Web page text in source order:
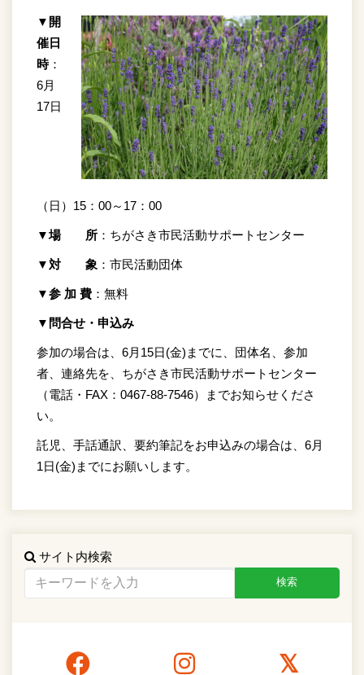
▼開
催日
時：
6月
17日
（日）15：00～17：00
▼場 所 ：ちがさき市民活動サポートセンター
▼対 象 ：市民活動団体
▼参 加 費 ：無料
▼問合せ・申込み
参加の場合は、6月15日(金)までに、団体名、参加
者、連絡先を、ちがさき市民活動サポートセンター
（電話・FAX：0467-88-7546）までお知らせくださ
い。
託児、手話通訳、要約筆記をお申込みの場合は、6月
1日(金)までにお願いします。
サイト内検索